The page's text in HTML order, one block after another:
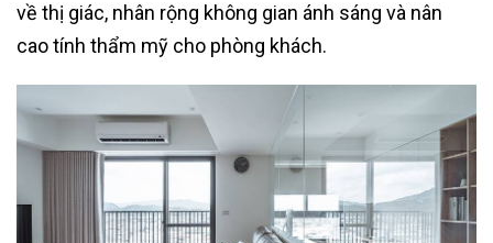
về thị giác, nhân rộng không gian ánh sáng và nân
cao tính thẩm mỹ cho phòng khách.